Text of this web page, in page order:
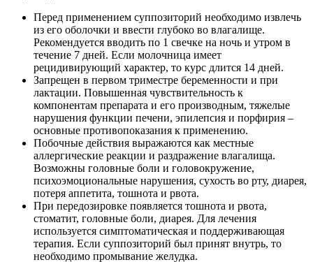
Перед применением суппозиторий необходимо извлечь
из его оболочки и ввести глубоко во влагалище.
Рекомендуется вводить по 1 свечке на ночь и утром в
течение 7 дней. Если молочница имеет
рецидивирующий характер, то курс длится 14 дней.
Запрещен в первом триместре беременности и при
лактации. Повышенная чувствительность к
компонентам препарата и его производным, тяжелые
нарушения функции печени, эпилепсия и порфирия –
основные противопоказания к применению.
Побочные действия выражаются как местные
аллергические реакции и раздражение влагалища.
Возможны головные боли и головокружение,
психоэмоциональные нарушения, сухость во рту, диарея,
потеря аппетита, тошнота и рвота.
При передозировке появляется тошнота и рвота,
стоматит, головные боли, диарея. Для лечения
используется симптоматическая и поддерживающая
терапия. Если суппозиторий был принят внутрь, то
необходимо промывание желудка.